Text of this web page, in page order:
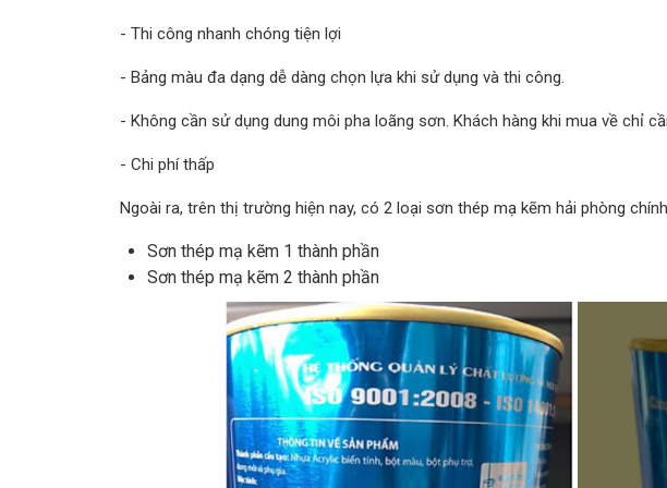
- Thi công nhanh chóng tiện lợi
- Bảng màu đa dạng dễ dàng chọn lựa khi sử dụng và thi công.
- Không cần sử dụng dung môi pha loãng sơn. Khách hàng khi mua về chỉ
- Chi phí thấp
Ngoài ra, trên thị trường hiện nay, có 2 loại sơn thép mạ kẽm hải phòng
Sơn thép mạ kẽm 1 thành phần
Sơn thép mạ kẽm 2 thành phần